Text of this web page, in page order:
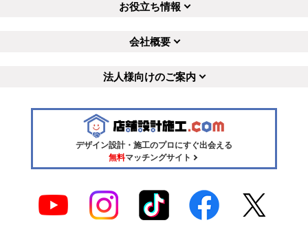
お役立ち情報
会社概要
法人様向けのご案内
デザイン設計・施工のプロにすぐ出会える
無料マッチングサイト